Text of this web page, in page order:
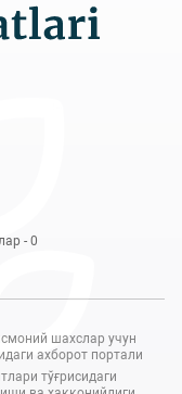
- 0
шахслар учун
ахборот портали
тўғрисидаги